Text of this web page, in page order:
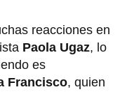
reacciones en
Paola Ugaz, lo
es
Francisco, quien